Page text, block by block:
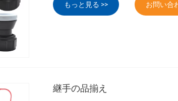
もっと見る >> お問い合
継手の品揃え